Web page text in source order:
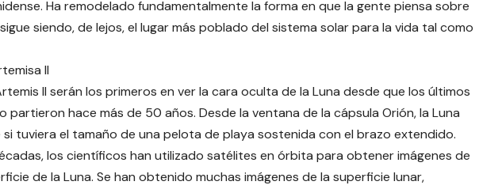
Ha remodelado fundamentalmente la forma en que la gente piensa sobre
siendo, de lejos, el lugar más poblado del sistema solar para la vida tal como
II
II serán los primeros en ver la cara oculta de la Luna desde que los últimos
hace más de 50 años. Desde la ventana de la cápsula Orión, la Luna
tuviera el tamaño de una pelota de playa sostenida con el brazo extendido.
los científicos han utilizado satélites en órbita para obtener imágenes de
de la Luna. Se han obtenido muchas imágenes de la superficie lunar,